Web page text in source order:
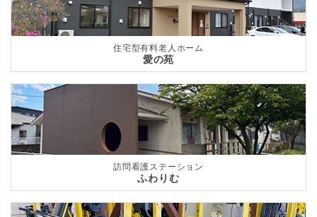
住宅型有料老人ホーム
愛の苑
訪問看護ステーション
ふわりむ